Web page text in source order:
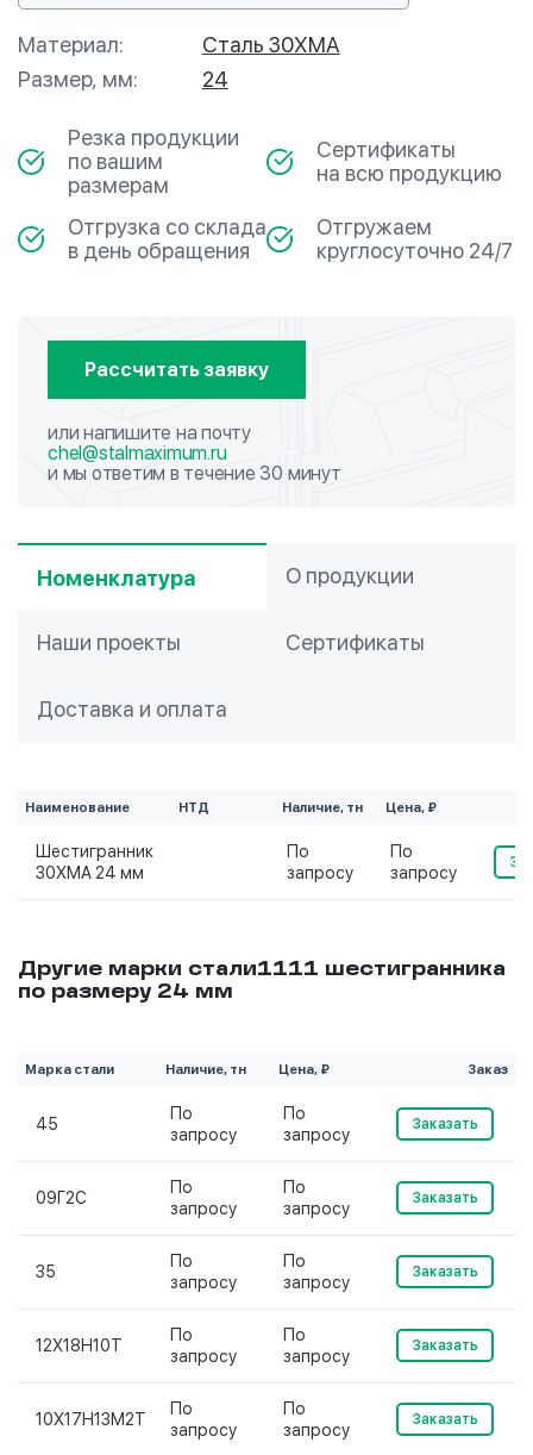
Материал:
Сталь 30ХМА
Размер, мм:
24
Резка продукции
по вашим
размерам
Сертификаты
на всю продукцию
Отгрузка со склада
в день обращения
Отгружаем
круглосуточно 24/7
Рассчитать заявку
или напишите на почту
chel@stalmaximum.ru
и мы ответим в течение 30 минут
Номенклатура О продукции
Наши проекты Сертификаты
Доставка и оплата
Наименование НТД Наличие, тн Цена, ₽
Шестигранник
30ХМА 24 мм
По
запросу
По
запросу
Другие марки стали1111 шестигранника
по размеру 24 мм
Марка стали Наличие, тн Цена, ₽ Заказ
45
По
запросу
По
запросу
Заказать
09Г2С
По
запросу
По
запросу
Заказать
35
По
запросу
По
запросу
Заказать
12Х18Н10Т
По
запросу
По
запросу
Заказать
10Х17Н13М2Т
По
запросу
По
запросу
Заказать